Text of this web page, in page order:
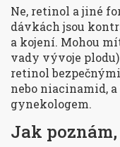
Ne, retinol a jiné
dávkách jsou
a kojení. Mohou
vady vývoje
retinol
nebo niacinamid,
gynekologem.
Jak